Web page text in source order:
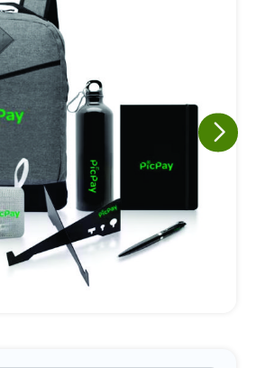
em receber comunicações.
está comprometida a proteger e respeitar
utilizaremos seus dados apenas para fins
pode alterar suas preferências a
Iniciar conversa